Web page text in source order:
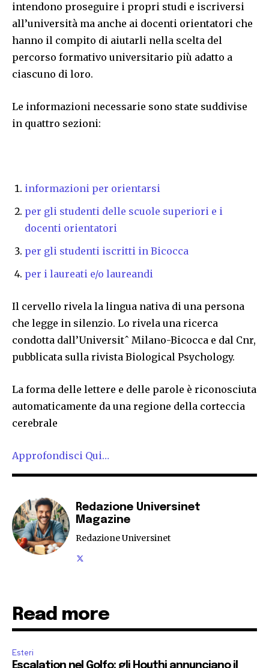
intendono proseguire i propri studi e iscriversi
all’università ma anche ai docenti orientatori che
hanno il compito di aiutarli nella scelta del
percorso formativo universitario più adatto a
ciascuno di loro.
Le informazioni necessarie sono state suddivise
in quattro sezioni:
informazioni per orientarsi
per gli studenti delle scuole superiori e i
docenti orientatori
per gli studenti iscritti in Bicocca
per i laureati e/o laureandi
Il cervello rivela la lingua nativa di una persona
che legge in silenzio. Lo rivela una ricerca
condotta dall’Universitˆ Milano-Bicocca e dal Cnr,
pubblicata sulla rivista Biological Psychology.
La forma delle lettere e delle parole è riconosciuta
automaticamente da una regione della corteccia
cerebrale
Approfondisci Qui…
Redazione Universinet
Magazine
Redazione Universinet
Read more
Esteri
Escalation nel Golfo: gli Houthi annunciano il